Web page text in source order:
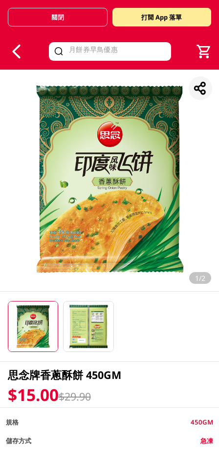
Valid Until 30 June 2026
關閉 打開 App 落單
1/2
思念牌香蔥酥餅 450GM
$15.00$29.90
規格 450GM
儲存方式 急凍